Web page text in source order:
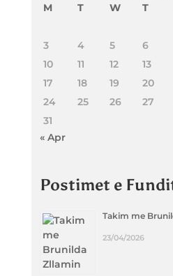
M T W T
3
4 5 6
10
11 12 13
17
18 19 20
24
25 26 27
31
« Apr
Postimet e
Takim me
23/04/2026